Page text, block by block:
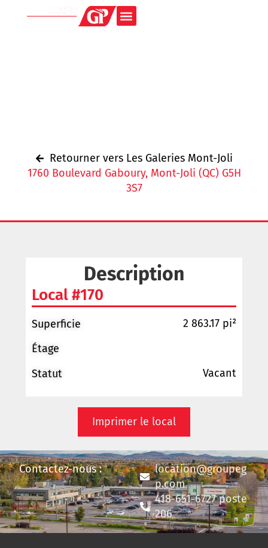
Retourner vers Les Galeries Mont-Joli
1760 Boulevard Gaboury, Mont-Joli (QC) G5H
3S7
Description
Local #170
Superficie
2 863.17 pi²
Étage
Statut
Vacant
Imprimer le local
Contactez-nous :
location@groupeg
p.com
418-651-6727 poste
206